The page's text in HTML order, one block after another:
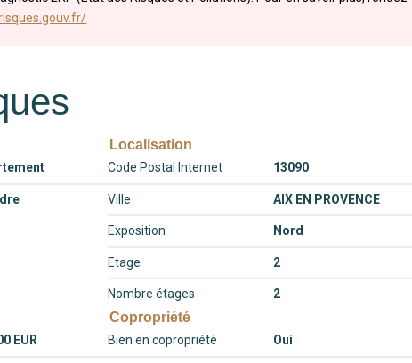
Localisation
Code Postal Internet 13090
Ville AIX EN PROVENCE
Exposition Nord
Etage 2
Nombre étages 2
EUR
Copropriété
Bien en copropriété Oui